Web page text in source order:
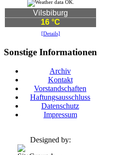
Vilsbiburg
16 °C
[Details]
Sonstige Informationen
Archiv
Kontakt
Vorstandschaften
Haftungsausschluss
Datenschutz
Impressum
Designed by: